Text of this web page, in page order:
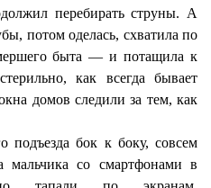
перебирать струны. А
потом оделась, схватила по
быта — и потащила к
как всегда бывает
домов следили за тем, как
подъезда бок к боку, совсем
мальчика со смартфонами в